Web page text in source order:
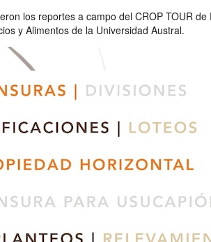
los reportes a campo del CROP TOUR
y Alimentos de la Universidad Austral.